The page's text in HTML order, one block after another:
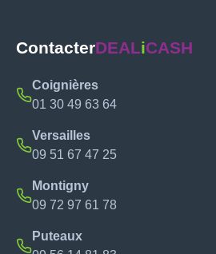
ContacterDEALiCASH
Coignières
01 30 49 63 64
Versailles
09 51 67 47 25
Montigny
09 72 97 61 78
Puteaux